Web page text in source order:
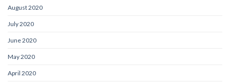
August 2020
July 2020
June 2020
May 2020
April 2020